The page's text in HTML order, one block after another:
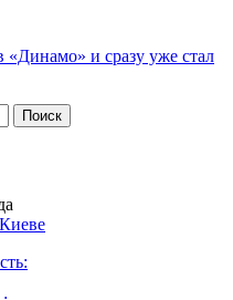
«Динамо» и сразу уже стал
Киеве